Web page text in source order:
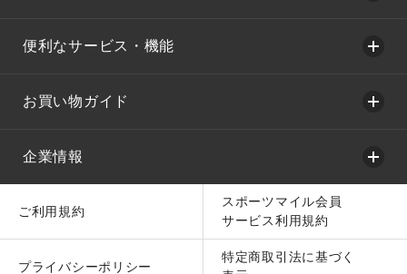
便利なサービス・機能
お買い物ガイド
企業情報
ご利用規約
スポーツマイル会員
サービス利用規約
プライバシーポリシー
特定商取引法に基づく